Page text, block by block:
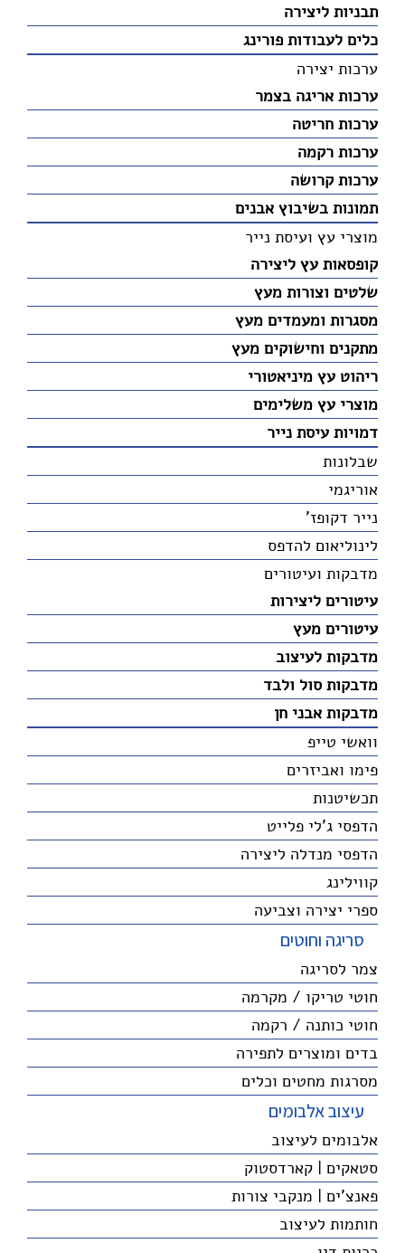
תבניות ליצירה
כלים לעבודות פורינג
ערכות יצירה
ערכות אריגה בצמר
ערכות חריטה
ערכות רקמה
ערכות קרושה
תמונות בשיבוץ אבנים
מוצרי עץ ועיסת נייר
קופסאות עץ ליצירה
שלטים וצורות מעץ
מסגרות ומעמדים מעץ
מתקנים וחישוקים מעץ
ריהוט עץ מיניאטורי
מוצרי עץ משלימים
דמויות עיסת נייר
שבלונות
אוריגמי
נייר דקופז'
לינוליאום להדפס
מדבקות ועיטורים
עיטורים ליצירות
עיטורים מעץ
מדבקות לעיצוב
מדבקות סול ולבד
מדבקות אבני חן
וואשי טייפ
פימו ואביזרים
תכשיטנות
הדפסי ג'לי פלייט
הדפסי מנדלה ליצירה
קווילינג
ספרי יצירה וצביעה
סריגה וחוטים
צמר לסריגה
חוטי טריקו / מקרמה
חוטי כותנה / רקמה
בדים ומוצרים לתפירה
מסרגות מחטים וכלים
עיצוב אלבומים
אלבומים לעיצוב
סטאקים | קארדסטוק
פאנצ'ים | מנקבי צורות
חותמות לעיצוב